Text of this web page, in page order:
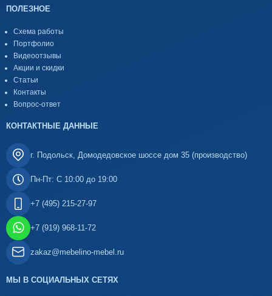
ПОЛЕЗНОЕ
Схема работы
Портфолио
Видеоотзывы
Акции и скидки
Статьи
Контакты
Вопрос-ответ
КОНТАКТНЫЕ ДАННЫЕ
г. Подольск, Домодедовское шоссе дом 35 (производство)
Пн-Пт: С 10:00 до 19:00
+7 (495) 215-27-97
+7 (919) 968-11-72
zakaz@mebelino-mebel.ru
МЫ В СОЦИАЛЬНЫХ СЕТЯХ